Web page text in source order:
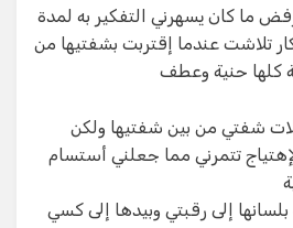
ما كان يسهرني التفكير به لمدة
تلاشت عندما إقتربت بشفتيها من
كلها حنية وعطف
شفتي من بين شفتيها ولكن
تتمرني مما جعلني أستسام
بلسانها إلى رقبتي وبيدها إلى كسي